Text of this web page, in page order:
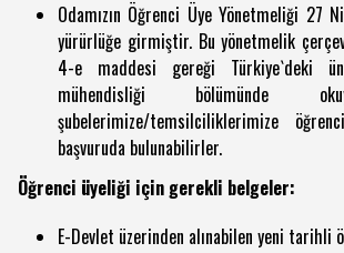
Odamızın Öğrenci Üye Yönetmeliği
yürürlüğe girmiştir. Bu yönetmelik
4-e maddesi gereği Türkiye`deki
mühendisliği bölümünde
şubelerimize/temsilciliklerimize
başvuruda bulunabilirler.
Öğrenci üyeliği için gerekli belgeler:
E-Devlet üzerinden alınabilen yeni tarihli